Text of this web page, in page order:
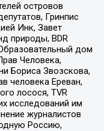
островов
Гринпис
Инк, Завет
природы, BDR
дом
Человека,
Бориса Звозскова,
человека Ереван,
лосося, TVR
исследований им
журналистов
Россию,